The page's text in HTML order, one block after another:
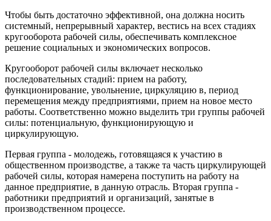
Чтобы быть достаточно эффективной, она должна носить
системный, непрерывный характер, вестись на всех стадиях
кругооборота рабочей силы, обеспечивать комплексное
решение социальных и экономических вопросов.
Кругооборот рабочей силы включает несколько
последовательных стадий: прием на работу,
функционирование, увольнение, циркуляцию в, период
перемещения между предприятиями, прием на новое место
работы. Соответственно можно выделить три группы рабочей
силы: потенциальную, функционирующую и
циркулирующую.
Первая группа - молодежь, готовящаяся к участию в
общественном производстве, а также та часть циркулирующей
рабочей силы, которая намерена поступить на работу на
данное предприятие, в данную отрасль. Вторая группа -
работники предприятий и организаций, занятые в
производственном процессе.